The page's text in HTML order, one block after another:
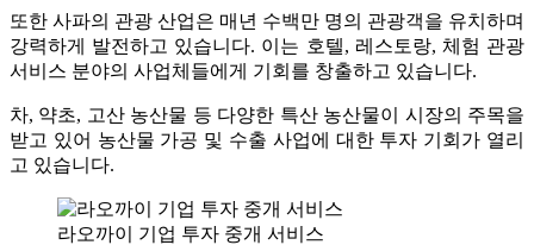
또한 사파의 관광 산업은 매년 수백만 명의 관광객을 유치하며
강력하게 발전하고 있습니다. 이는 호텔, 레스토랑, 체험 관광
서비스 분야의 사업체들에게 기회를 창출하고 있습니다.
차, 약초, 고산 농산물 등 다양한 특산 농산물이 시장의 주목을
받고 있어 농산물 가공 및 수출 사업에 대한 투자 기회가 열리
고 있습니다.
라오까이 기업 투자 중개 서비스